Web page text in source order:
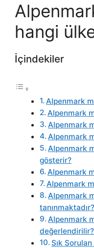
hangi
İçindekiler
Alpenmark
Alpenmark
Alpenmark
Alpenmark
Alpenmark
gösterir?
Alpenmark
Alpenmark
Alpenmark
tanınmaktadır?
Alpenmark
değerlendirilir?
Sık